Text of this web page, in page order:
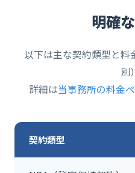
明確
以下は主な契約類型と
別
詳細は当事務所の料金
契約類型